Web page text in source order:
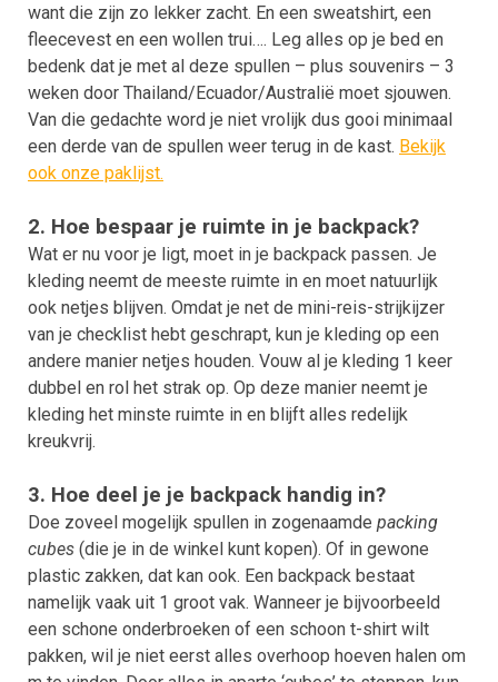
want die zijn zo lekker zacht. En een sweatshirt, een
fleecevest en een wollen trui…. Leg alles op je bed en
bedenk dat je met al deze spullen – plus souvenirs – 3
weken door Thailand/Ecuador/Australië moet sjouwen.
Van die gedachte word je niet vrolijk dus gooi minimaal
een derde van de spullen weer terug in de kast. Bekijk
ook onze paklijst.
2. Hoe bespaar je ruimte in je backpack?
Wat er nu voor je ligt, moet in je backpack passen. Je
kleding neemt de meeste ruimte in en moet natuurlijk
ook netjes blijven. Omdat je net de mini-reis-strijkijzer
van je checklist hebt geschrapt, kun je kleding op een
andere manier netjes houden. Vouw al je kleding 1 keer
dubbel en rol het strak op. Op deze manier neemt je
kleding het minste ruimte in en blijft alles redelijk
kreukvrij.
3. Hoe deel je je backpack handig in?
Doe zoveel mogelijk spullen in zogenaamde packing
cubes (die je in de winkel kunt kopen). Of in gewone
plastic zakken, dat kan ook. Een backpack bestaat
namelijk vaak uit 1 groot vak. Wanneer je bijvoorbeeld
een schone onderbroeken of een schoon t-shirt wilt
pakken, wil je niet eerst alles overhoop hoeven halen om